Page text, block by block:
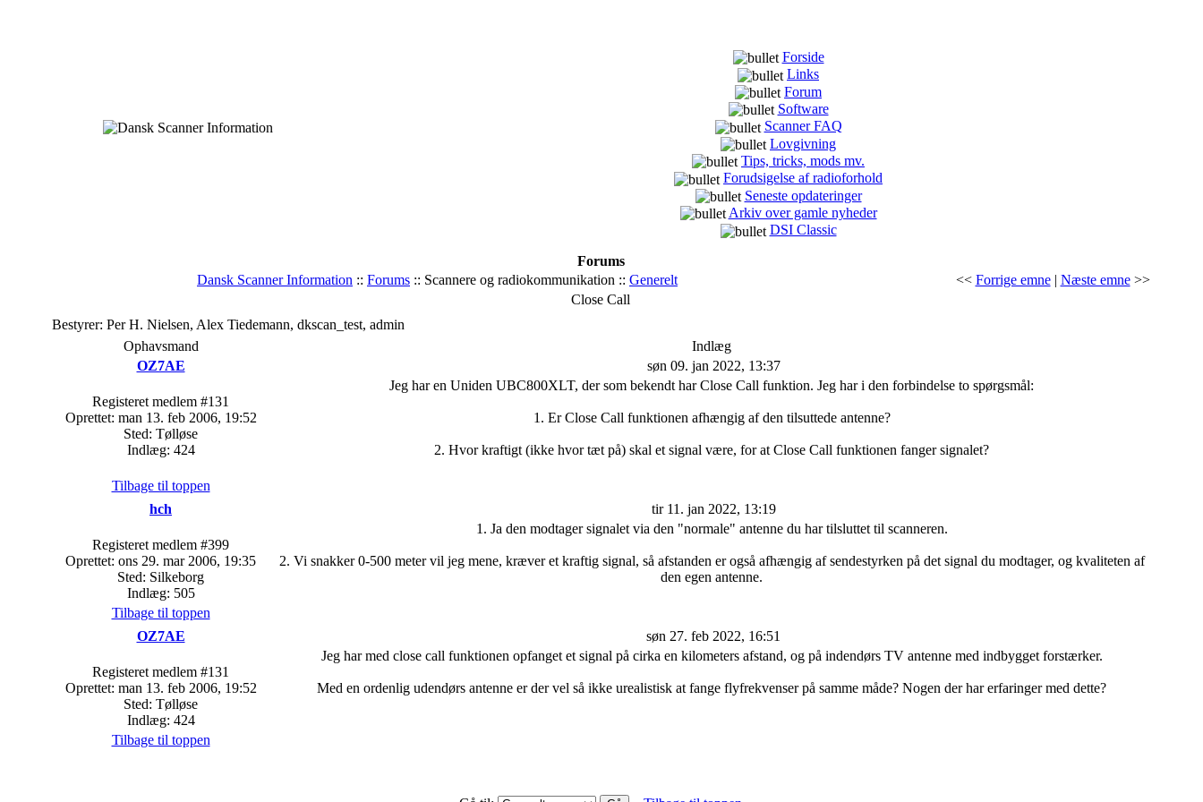
Forside
Links
Forum
Software
Scanner FAQ
Lovgivning
Tips, tricks, mods mv.
Forudsigelse af radioforhold
Seneste opdateringer
Arkiv over gamle nyheder
DSI Classic
Forums
Dansk Scanner Information :: Forums :: Scannere og radiokommunikation :: Generelt << Forrige emne| Næste emne>>
Close Call
Bestyrer: Per H. Nielsen, Alex Tiedemann, dkscan_test, admin
Ophavsmand
Indlæg
OZ7AE
søn 09. jan 2022, 13:37
Registeret medlem #131
Oprettet: man 13. feb 2006, 19:52
Sted: Tølløse
Indlæg: 424
Jeg har en Uniden UBC800XLT, der som bekendt har Close Call funktion. Jeg har i den forbindelse to spørgsmål:
1. Er Close Call funktionen afhængig af den tilsuttede antenne?
2. Hvor kraftigt (ikke hvor tæt på) skal et signal være, for at Close Call funktionen fanger signalet?
Tilbage til toppen
hch
tir 11. jan 2022, 13:19
Registeret medlem #399
Oprettet: ons 29. mar 2006, 19:35
Sted: Silkeborg
Indlæg: 505
1. Ja den modtager signalet via den "normale" antenne du har tilsluttet til scanneren.
2. Vi snakker 0-500 meter vil jeg mene, kræver et kraftig signal, så afstanden er også afhængig af sendestyrken på det signal du modtager, og kvaliteten af
den egen antenne.
Tilbage til toppen
OZ7AE
søn 27. feb 2022, 16:51
Registeret medlem #131
Oprettet: man 13. feb 2006, 19:52
Sted: Tølløse
Indlæg: 424
Jeg har med close call funktionen opfanget et signal på cirka en kilometers afstand, og på indendørs TV antenne med indbygget forstærker.
Med en ordenlig udendørs antenne er der vel så ikke urealistisk at fange flyfrekvenser på samme måde? Nogen der har erfaringer med dette?
Tilbage til toppen